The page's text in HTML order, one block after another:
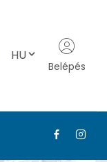
HU
Belépés